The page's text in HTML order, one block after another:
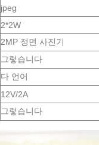
jpeg
2*2W
2MP 정면 사진기
그렇습니다
다 언어
12V/2A
그렇습니다